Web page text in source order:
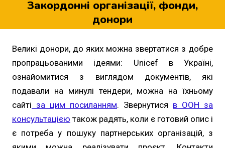
Закордонні організації, фонди,
донори
Великі донори, до яких можна звертатися з добре
пропрацьованими ідеями: Unicef в Україні,
ознайомитися з виглядом документів, які
подавали на минулі тендери, можна на їхньому
сайті за цим посиланням. Звернутися в ООН за
консультацією також радять, коли є готовий опис і
є потреба у пошуку партнерських організацій, з